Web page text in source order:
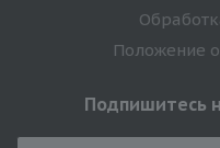
Положение
Подпишитесь